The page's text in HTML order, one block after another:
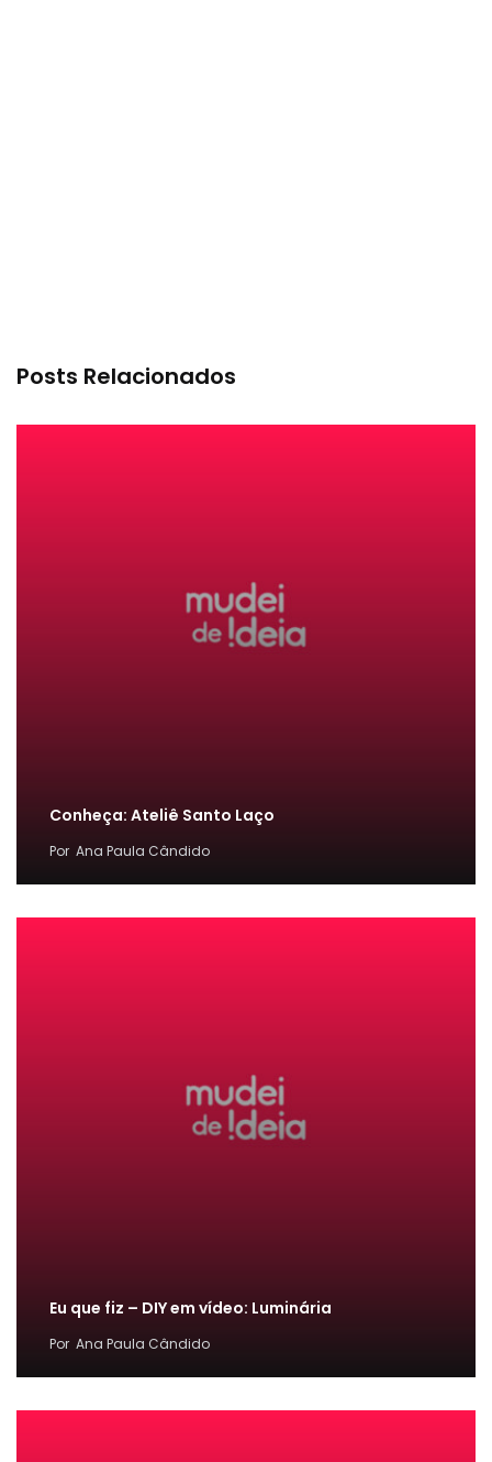
Posts Relacionados
Conheça: Ateliê Santo Laço
Por Ana Paula Cândido
Eu que fiz – DIY em vídeo: Luminária
Por Ana Paula Cândido